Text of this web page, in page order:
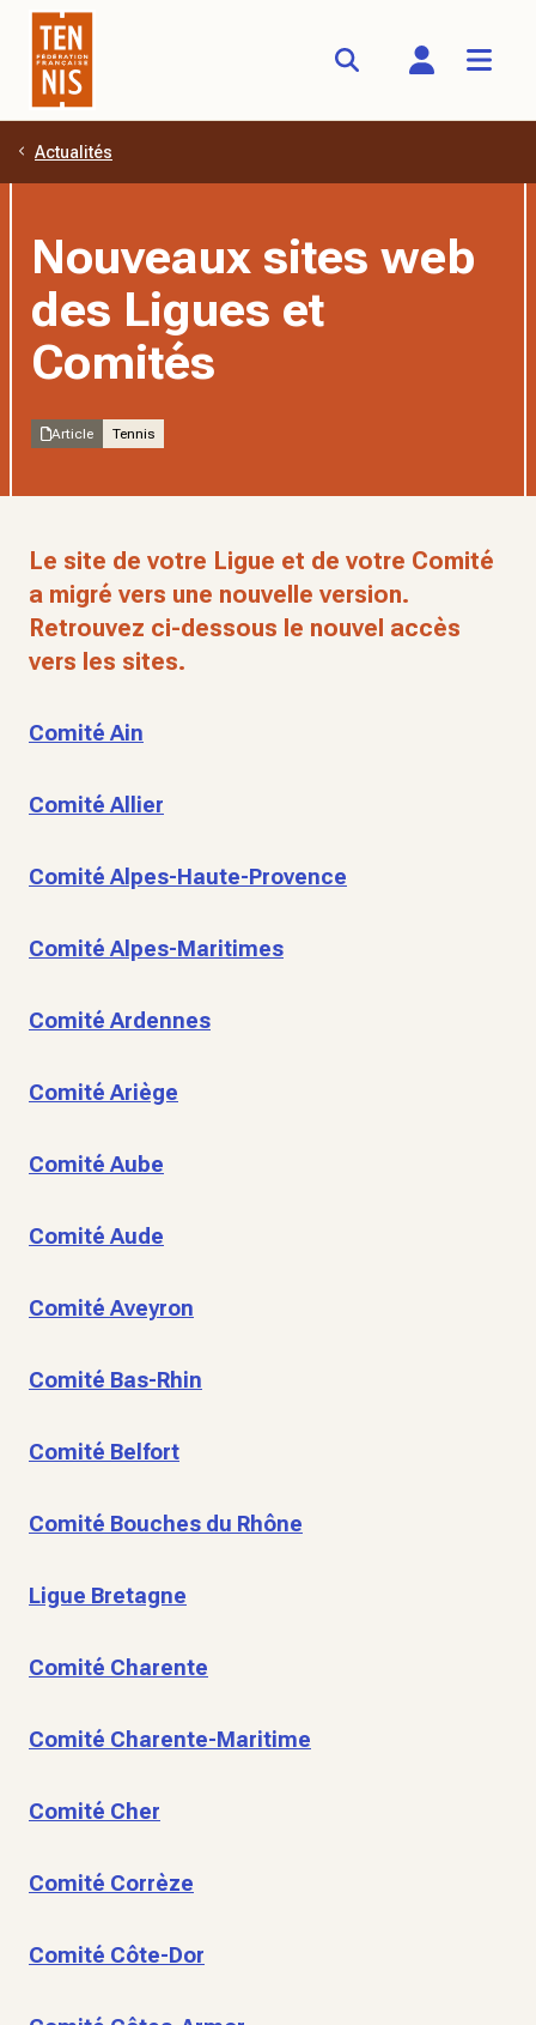
Aller au contenu principal
Actualités
Nouveaux sites web
des Ligues et
Comités
Article Tennis
Le site de votre Ligue et de votre Comité
a migré vers une nouvelle version.
Retrouvez ci-dessous le nouvel accès
vers les sites.
Comité Ain
Comité Allier
Comité Alpes-Haute-Provence
Comité Alpes-Maritimes
Comité Ardennes
Comité Ariège
Comité Aube
Comité Aude
Comité Aveyron
Comité Bas-Rhin
Comité Belfort
Comité Bouches du Rhône
Ligue Bretagne
Comité Charente
Comité Charente-Maritime
Comité Cher
Comité Corrèze
Comité Côte-Dor